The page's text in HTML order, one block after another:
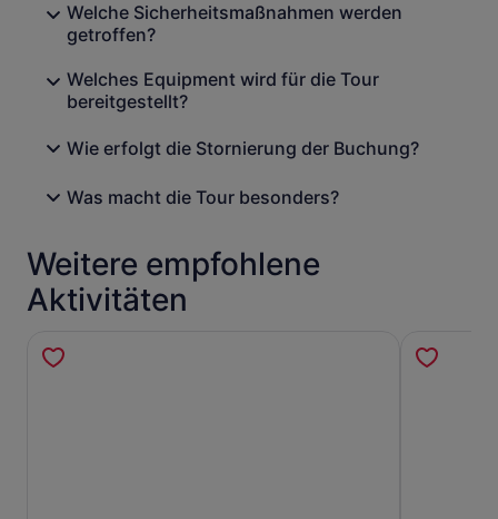
Welche Sicherheitsmaßnahmen werden
getroffen?
Welches Equipment wird für die Tour
bereitgestellt?
Wie erfolgt die Stornierung der Buchung?
Was macht die Tour besonders?
Weitere empfohlene
Aktivitäten